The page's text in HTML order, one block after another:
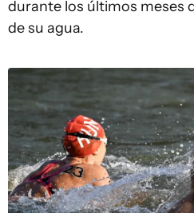
durante los últimos meses
de su agua.